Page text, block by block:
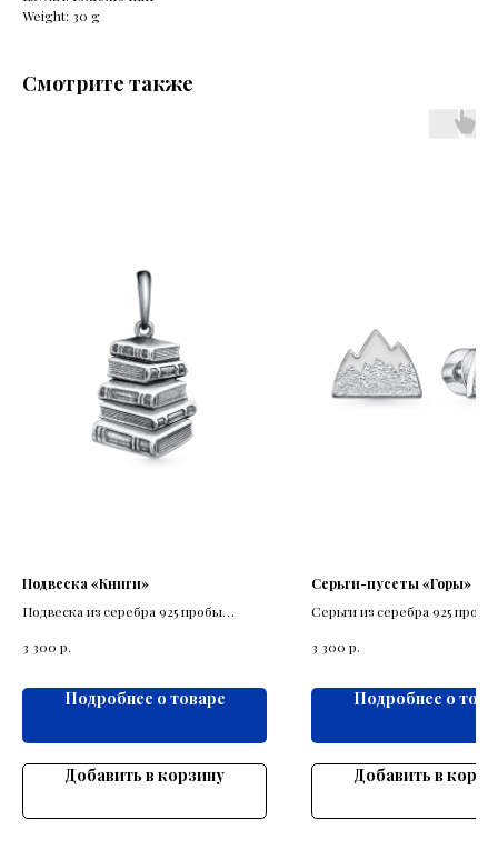
Weight: 30 g
Смотрите также
Подвеска «Книги»
Подвеска из серебра 925 пробы
3 300 р.
Подробнее о товаре
Добавить в корзину
Серьги-пусеты «Горы»
Серьги из серебра 925 пробы
миниатюре.
3 300 р.
Подробнее о
Добавить в